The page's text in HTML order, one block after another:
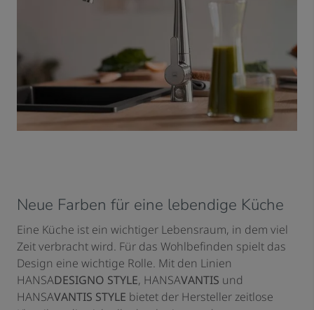
Neue Farben für eine lebendige Küche
Eine Küche ist ein wichtiger Lebensraum, in dem viel
Zeit verbracht wird. Für das Wohlbefinden spielt das
Design eine wichtige Rolle. Mit den Linien
HANSADESIGNO STYLE, HANSAVANTIS und
HANSAVANTIS STYLE bietet der Hersteller zeitlose